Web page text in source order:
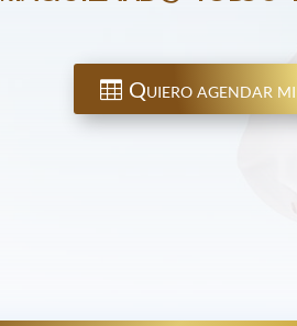
Quiero agendar